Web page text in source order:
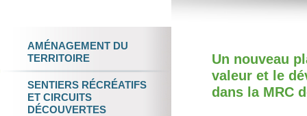
Un nouveau
valeur et le
dans la MRC
AMÉNAGEMENT DU
TERRITOIRE
SENTIERS RÉCRÉATIFS
ET CIRCUITS
DÉCOUVERTES